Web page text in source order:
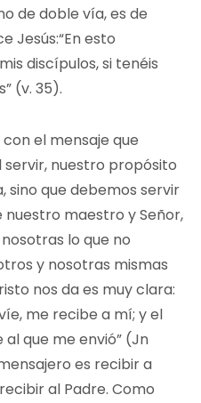
de doble vía, es de
Jesús:“En esto
discípulos, si tenéis
(v. 35).
el mensaje que
nuestro propósito
sino que debemos servir
maestro y Señor,
lo que no
y nosotras mismas
nos da es muy clara:
me recibe a mí; y el
que me envió” (Jn
es recibir a
al Padre. Como